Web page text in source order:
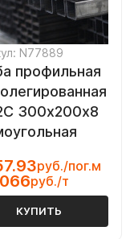
N77889
профильная
300х200х8
руб./пог.м
руб./т
КУПИТЬ